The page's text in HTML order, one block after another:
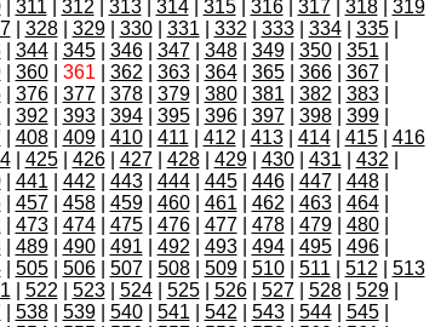
| 311 312 313| 314| 315| 316| 317| 318| 319
| 328| 329| 330| 331 332 333| 334| 335|
| 344| 345| 346| 347| 348| 349| 350| 351
| 360| 361 362 363| 364| 365| 366| 367|
| 376| 377| 378| 379| 380| 381 382 383|
392 393| 394| 395| 396| 397| 398| 399|
| 408| 409| 410| 411 412 413| 414| 415| 416
| 425| 426| 427| 428| 429| 430| 431 432
| 441 442 443| 444| 445| 446| 447| 448|
| 457| 458| 459| 460| 461 462 463| 464|
473| 474| 475| 476| 477| 478| 479| 480|
| 489| 490| 491 492 493| 494| 495| 496|
| 505| 506| 507| 508| 509| 510| 511 512
513
522 523| 524| 525| 526| 527| 528| 529|
| 538| 539| 540| 541 542 543| 544| 545|